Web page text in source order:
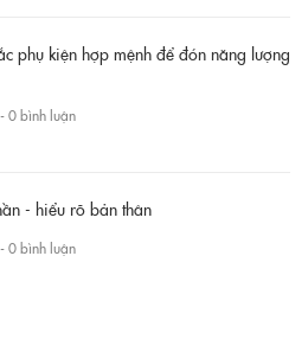
phụ kiện hợp mệnh để đón năng lượng
bình luận
- hiểu rõ bản thân
bình luận